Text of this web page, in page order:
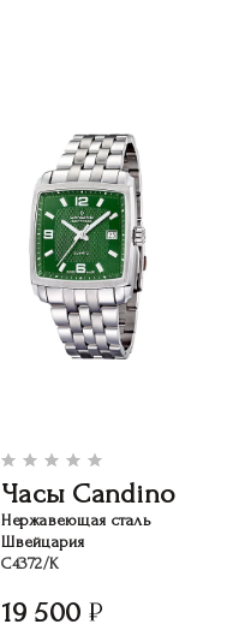
Часы Candino
Нержавеющая сталь
Швейцария
C4372/K
19 500